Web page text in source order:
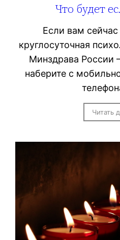
Что будет
Если вам
круглосуточная
Минздрава России
наберите с
Читать